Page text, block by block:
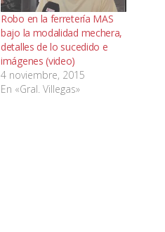
Robo en la ferretería MAS
bajo la modalidad mechera,
detalles de lo sucedido e
imágenes (video)
4 noviembre, 2015
En «Gral. Villegas»